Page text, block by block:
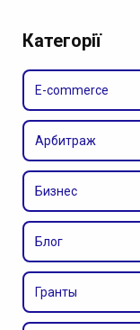
Категорії
E-commerce
Арбитраж
Бизнес
Блог
Гранты